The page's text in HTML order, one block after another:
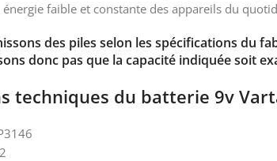
faible et constante des appareils du
des piles selon les spécifications du
donc pas que la capacité indiquée soit
techniques du batterie 9v